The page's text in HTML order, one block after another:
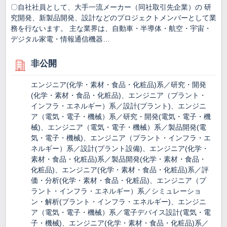
〇自社社員として、大手一流メーカー（同社取引先企業）の 研
究開発、新製品開発、設計などのプロジェクトメンバーとして業
務を行ないます。 主な業界は、自動車・半導体・航空・宇宙・
デジタル家電・情報通信機器…
非公開
エンジニア(化学・素材・食品・化粧品)系／研究・開発
(化学・素材・食品・化粧品)、エンジニア（プラント・
インフラ・エネルギー）系／設計(プラント)、エンジニ
ア（電気・電子・機械）系／研究・開発(電気・電子・機
械)、エンジニア（電気・電子・機械）系／製品開発(電
気・電子・機械)、エンジニア（プラント・インフラ・エ
ネルギー）系／設計(プラント設備)、エンジニア(化学・
素材・食品・化粧品)系／製品開発(化学・素材・食品・
化粧品)、エンジニア(化学・素材・食品・化粧品)系／評
価・分析(化学・素材・食品・化粧品)、エンジニア（プ
ラント・インフラ・エネルギー）系／シミュレーショ
ン・解析(プラント・インフラ・エネルギー)、エンジニ
ア（電気・電子・機械）系／電子デバイス設計(電気・電
子・機械)、エンジニア(化学・素材・食品・化粧品)系／